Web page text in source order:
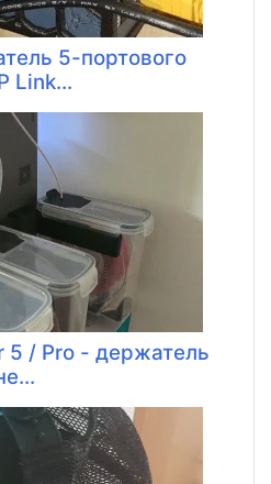
5-портового
Link...
5 / Pro - держатель